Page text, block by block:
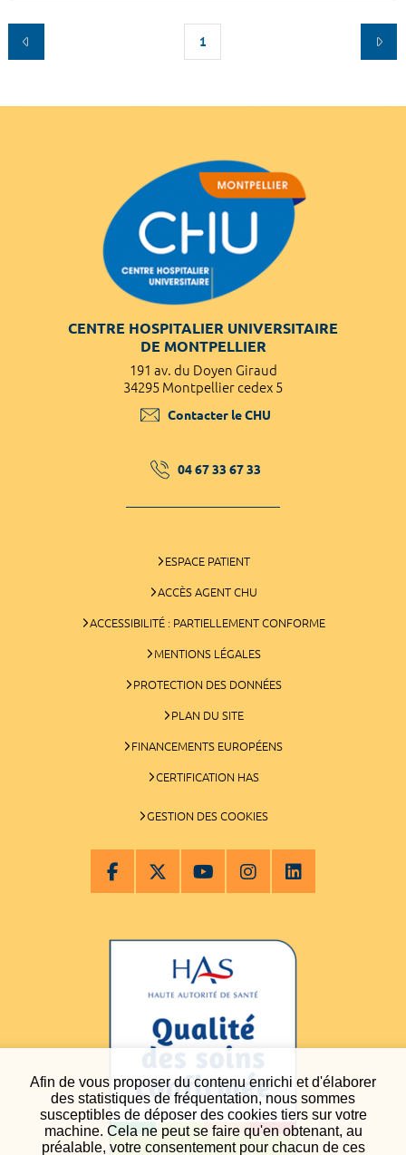
Afin de vous proposer du contenu enrichi et d'élaborer
des statistiques de fréquentation, nous sommes
susceptibles de déposer des cookies tiers sur votre
machine. Cela ne peut se faire qu'en obtenant, au
préalable, votre consentement pour chacun de ces
1
CENTRE HOSPITALIER UNIVERSITAIRE
DE MONTPELLIER
191 av. du Doyen Giraud
34295 Montpellier cedex 5
Contacter le CHU
04 67 33 67 33
ESPACE PATIENT
ACCÈS AGENT CHU
ACCESSIBILITÉ : PARTIELLEMENT CONFORME
MENTIONS LÉGALES
PROTECTION DES DONNÉES
PLAN DU SITE
FINANCEMENTS EUROPÉENS
CERTIFICATION HAS
GESTION DES COOKIES